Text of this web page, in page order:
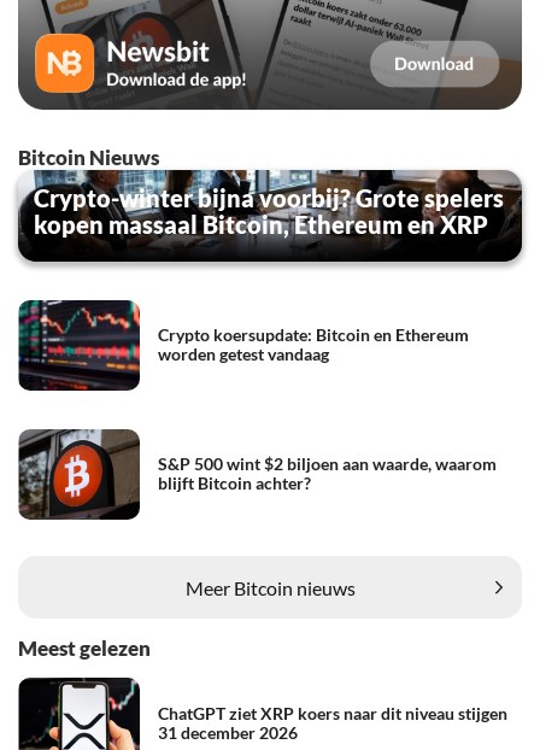
Bitcoin Nieuws
Crypto-winter bijna voorbij? Grote spelers
kopen massaal Bitcoin, Ethereum en XRP
Crypto koersupdate: Bitcoin en Ethereum
worden getest vandaag
S&P 500 wint $2 biljoen aan waarde, waarom
blijft Bitcoin achter?
Meer Bitcoin nieuws
Meest gelezen
ChatGPT ziet XRP koers naar dit niveau stijgen
31 december 2026